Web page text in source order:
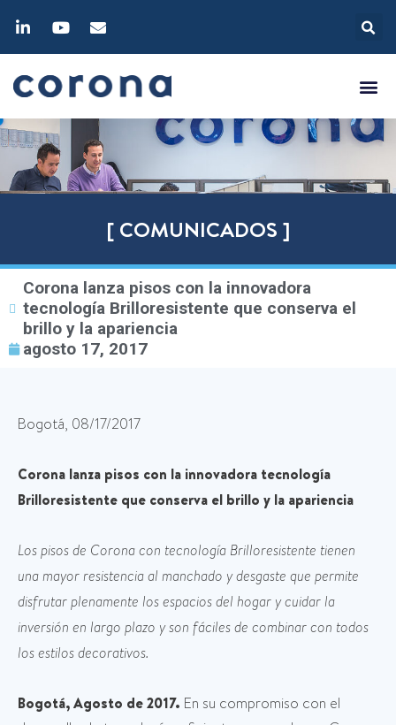
[ COMUNICADOS ]
Corona lanza pisos con la innovadora
tecnología Brilloresistente que conserva el
brillo y la apariencia
agosto 17, 2017
Bogotá, 08/17/2017
Corona lanza pisos con la innovadora tecnología
Brilloresistente que conserva el brillo y la apariencia
Los pisos de Corona con tecnología Brilloresistente tienen
una mayor resistencia al manchado y desgaste que permite
disfrutar plenamente los espacios del hogar y cuidar la
inversión en largo plazo y son fáciles de combinar con todos
los estilos decorativos.
Bogotá, Agosto de 2017. En su compromiso con el